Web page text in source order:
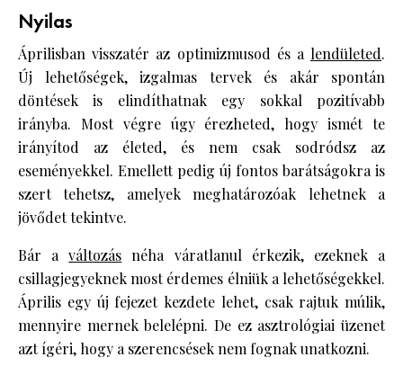
Nyilas
Áprilisban visszatér az optimizmusod és a lendületed.
Új lehetőségek, izgalmas tervek és akár spontán
döntések is elindíthatnak egy sokkal pozitívabb
irányba. Most végre úgy érezheted, hogy ismét te
irányítod az életed, és nem csak sodródsz az
eseményekkel. Emellett pedig új fontos barátságokra is
szert tehetsz, amelyek meghatározóak lehetnek a
jövődet tekintve.
Bár aváltozás néha váratlanul érkezik, ezeknek a
csillagjegyeknek most érdemes élniük a lehetőségekkel.
Április egy új fejezet kezdete lehet, csak rajtuk múlik,
mennyire mernek belelépni. De ez asztrológiai üzenet
azt ígéri, hogy a szerencsések nem fognak unatkozni.